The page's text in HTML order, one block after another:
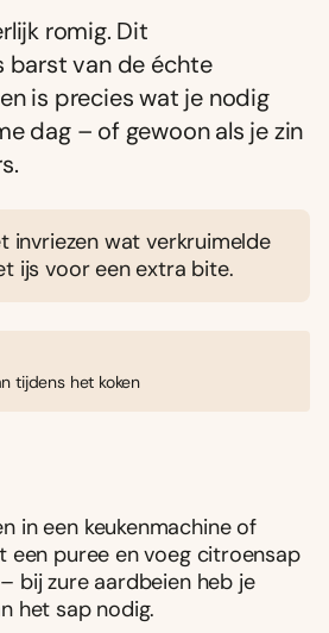
romig. Dit
barst van de échte
is precies wat je nodig
dag – of gewoon als je zin
invriezen wat verkruimelde
ijs voor een extra bite.
tijdens het koken
in een keukenmachine of
een puree en voeg citroensap
bij zure aardbeien heb je
het sap nodig.